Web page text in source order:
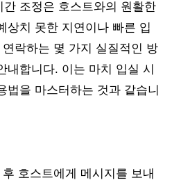
조정은 호스트와의 원활한
상치 못한 지연이나 빠른 입
락하는 몇 가지 실질적인 방
내합니다. 이는 마치 입실 시
법을 마스터하는 것과 같습니
호스트에게 메시지를 보내